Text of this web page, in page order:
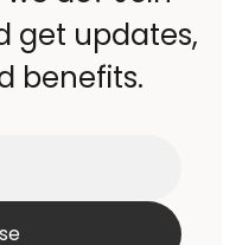
get updates,
benefits.